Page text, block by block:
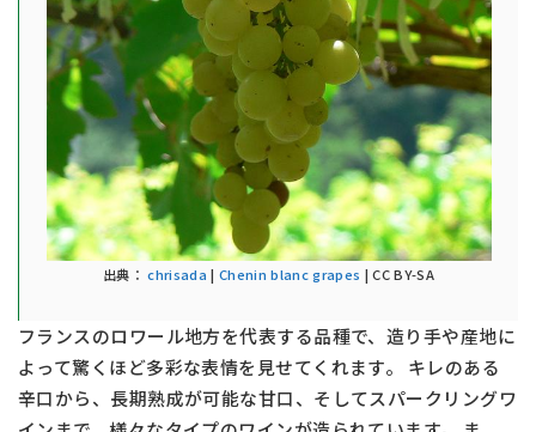
出典：chrisada | Chenin blanc grapes | CC BY-SA
フランスのロワール地方を代表する品種で、造り手や産地に
よって驚くほど多彩な表情を見せてくれます。 キレのある
辛口から、長期熟成が可能な甘口、そしてスパークリングワ